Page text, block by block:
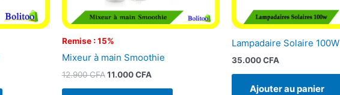
Remise : 15%
Mixeur à main Smoothie
12.900CFA 11.000CFA
Lampadaire Solaire 100W
35.000CFA
Ajouter au panier